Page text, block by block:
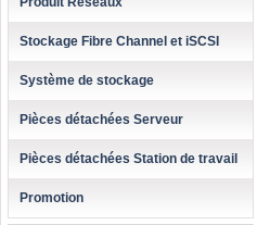
Stockage Fibre Channel et iSCSI
Système de stockage
Pièces détachées Serveur
Pièces détachées Station de travail
Promotion